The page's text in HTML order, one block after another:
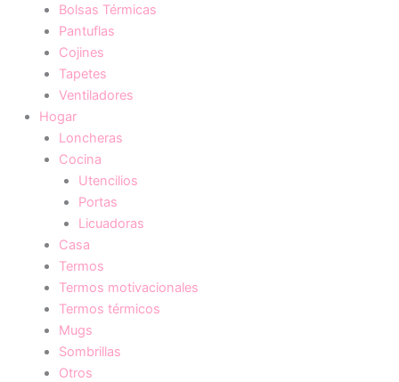
Bolsas Térmicas
Pantuflas
Cojines
Tapetes
Ventiladores
Hogar
Loncheras
Cocina
Utencilios
Portas
Licuadoras
Casa
Termos
Termos motivacionales
Termos térmicos
Mugs
Sombrillas
Otros